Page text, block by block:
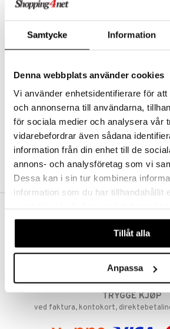
Samtycke Information
Denna webbplats använder cookies
Vi använder enhetsidentifierare för
och annonserna till användarna,
för sociala medier och analysera vår
vidarebefordrar även sådana
information från din enhet till de
annons- och analysföretag som vi
Dessa kan i sin tur kombinera
information som du har tillhandahållit
våra cookies vid fortsatt användande
Tillåt alla
Anpassa
Skap ny kunde
Bra kampanjer
Ordrestatus & historikk
Abonnemang
Overvåke produkter
Analysere produkter
Ønskelister
FRI FRAKT FRA KR
Hos Shopping4net beregnes grensen for
RASKE LEVERANSER
Order lagt før 14.00 sendes normalt
TRYGGE KJØP
ved faktura, kontokort,